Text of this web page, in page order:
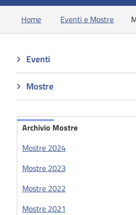
Home Eventi e Mostre
Eventi
Mostre
Archivio Mostre
Mostre 2024
Mostre 2023
Mostre 2022
Mostre 2021